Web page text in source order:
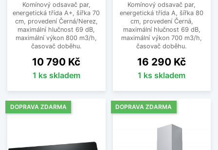
Komínový odsavač par,
energetická třída A+, šířka 70
cm, provedení Černá/Nerez,
maximální hlučnost 69 dB,
maximální výkon 800 m3/h,
časovač doběhu.
Cena
10 790 Kč
1 ks skladem
Komínový odsavač par,
energetická třída A, šířka 80
cm, provedení Černá,
maximální hlučnost 69 dB,
maximální výkon 700 m3/h,
časovač doběhu.
Cena
16 290 Kč
1 ks skladem
DOPRAVA ZDARMA DOPRAVA ZDARMA